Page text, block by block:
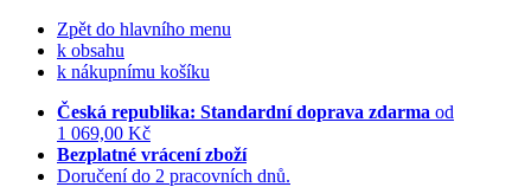
Zpět do hlavního menu
k obsahu
k nákupnímu košíku
Česká republika: Standardní doprava zdarma od
1 069,00 Kč
Bezplatné vrácení zboží
Doručení do 2 pracovních dnů.